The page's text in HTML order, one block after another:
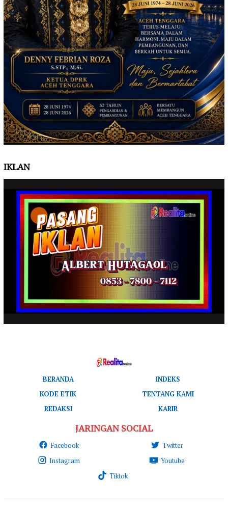
IKLAN
BERANDA
INDEKS
KODE ETIK
TENTANG KAMI
REDAKSI
KARIR
JARINGAN SOCIAL
Facebook
Twitter
Instagram
Youtube
Tiktok